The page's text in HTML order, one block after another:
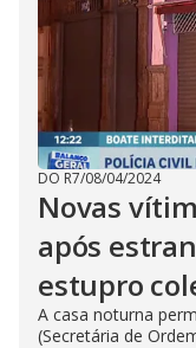
DO R7/08/04/2024
Novas
após
estupro
A casa noturna
(Secretária de